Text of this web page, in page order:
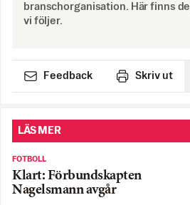
branschorganisation. Här finns de
vi följer.
Feedback Skriv ut
LÄS MER
FOTBOLL
Klart: Förbundskapten
Nagelsmann avgår